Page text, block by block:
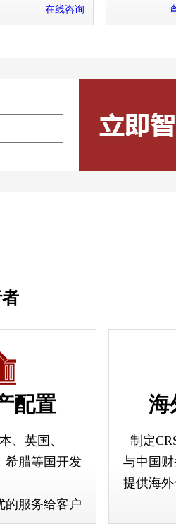
在线咨询
配置
、英国、
希腊等国开发
的服务给客户
海
制定
与中国
提供海